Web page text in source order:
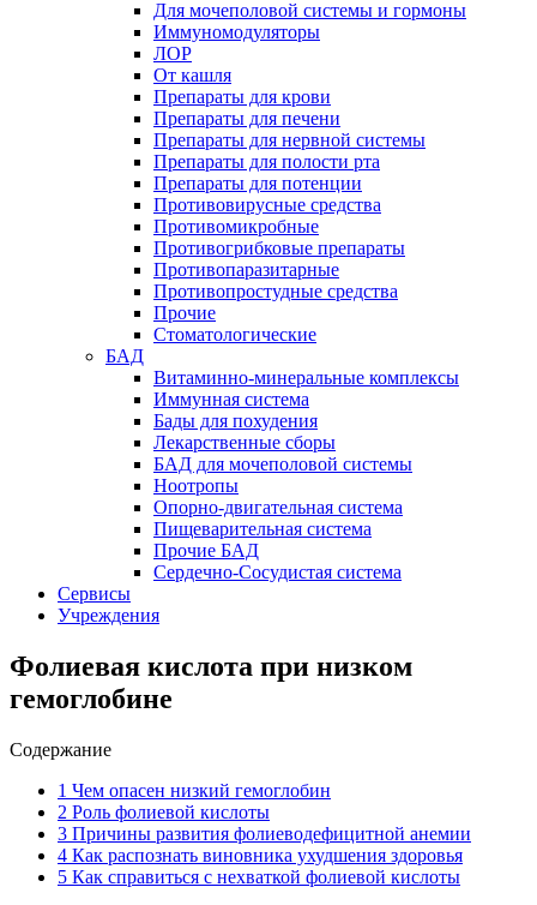
Для мочеполовой системы и гормоны
Иммуномодуляторы
ЛОР
От кашля
Препараты для крови
Препараты для печени
Препараты для нервной системы
Препараты для полости рта
Препараты для потенции
Противовирусные средства
Противомикробные
Противогрибковые препараты
Противопаразитарные
Противопростудные средства
Прочие
Стоматологические
БАД
Витаминно-минеральные комплексы
Иммунная система
Бады для похудения
Лекарственные сборы
БАД для мочеполовой системы
Ноотропы
Опорно-двигательная система
Пищеварительная система
Прочие БАД
Сердечно-Сосудистая система
Сервисы
Учреждения
Фолиевая кислота при низком
гемоглобине
Содержание
1 Чем опасен низкий гемоглобин
2 Роль фолиевой кислоты
3 Причины развития фолиеводефицитной анемии
4 Как распознать виновника ухудшения здоровья
5 Как справиться с нехваткой фолиевой кислоты